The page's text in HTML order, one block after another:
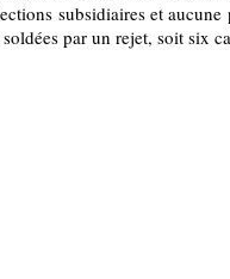
subsidiaires et
par un rejet, soit six